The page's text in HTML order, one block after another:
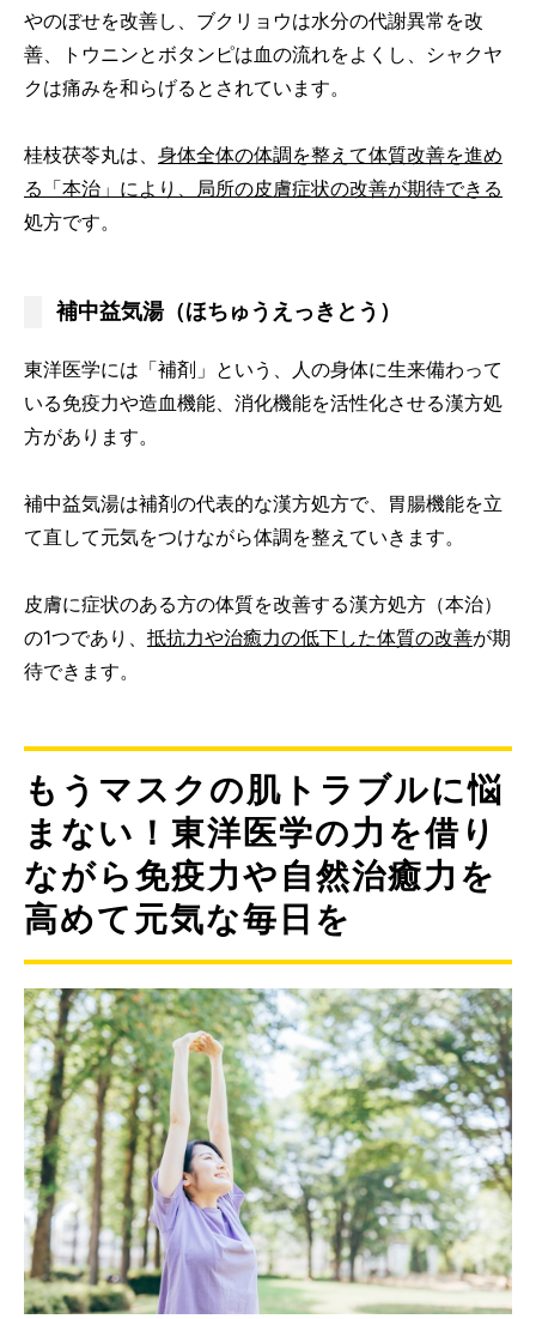
やのぼせを改善し、ブクリョウは水分の代謝異常を改
善、トウニンとボタンピは血の流れをよくし、シャクヤ
クは痛みを和らげるとされています。
桂枝茯苓丸は、 身体全体の体調を整えて体質改善を進め
る「本治」により、局所の皮膚症状の改善が期待できる
処方です。
補中益気湯（ほちゅうえっきとう）
東洋医学には「補剤」という、人の身体に生来備わって
いる免疫力や造血機能、消化機能を活性化させる漢方処
方があります。
補中益気湯は補剤の代表的な漢方処方で、胃腸機能を立
て直して元気をつけながら体調を整えていきます。
皮膚に症状のある方の体質を改善する漢方処方（本治）
の1つであり、 抵抗力や治癒力の低下した体質の改善が期
待できます。
もうマスクの肌トラブルに悩
まない！東洋医学の力を借り
ながら免疫力や自然治癒力を
高めて元気な毎日を